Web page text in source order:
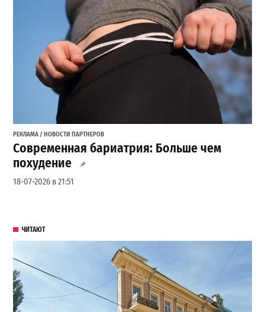
РЕКЛАМА / НОВОСТИ ПАРТНЕРОВ
Современная бариатрия: Больше чем
похудение
18-07-2026 в 21:51
ЧИТАЮТ